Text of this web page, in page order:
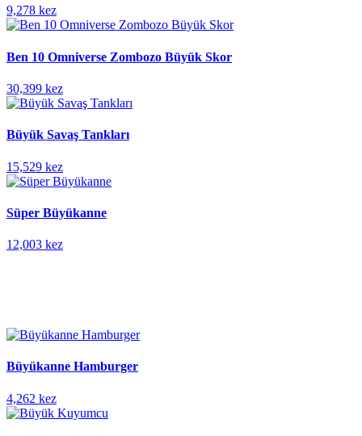
9,278 kez
Ben 10 Omniverse Zombozo Büyük Skor
30,399 kez
Büyük Savaş Tankları
15,529 kez
Süper Büyükanne
12,003 kez
Büyükanne Hamburger
4,262 kez